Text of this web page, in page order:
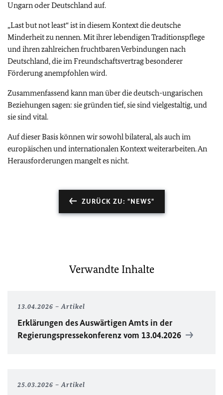
Ungarn oder Deutschland auf.
„Last but not least“ ist in diesem Kontext die deutsche
Minderheit zu nennen. Mit ihrer lebendigen Traditionspflege
und ihren zahlreichen fruchtbaren Verbindungen nach
Deutschland, die im Freundschaftsvertrag besonderer
Förderung anempfohlen wird.
Zusammenfassend kann man über die deutsch-ungarischen
Beziehungen sagen: sie gründen tief, sie sind vielgestaltig, und
sie sind vital.
Auf dieser Basis können wir sowohl bilateral, als auch im
europäischen und internationalen Kontext weiterarbeiten. An
Herausforderungen mangelt es nicht.
ZURÜCK ZU: "NEWS"
Verwandte Inhalte
13.04.2026 Artikel
Erklärungen des Auswärtigen Amts in der
Regierungspressekonferenz vom 13.04.2026
25.03.2026 Artikel